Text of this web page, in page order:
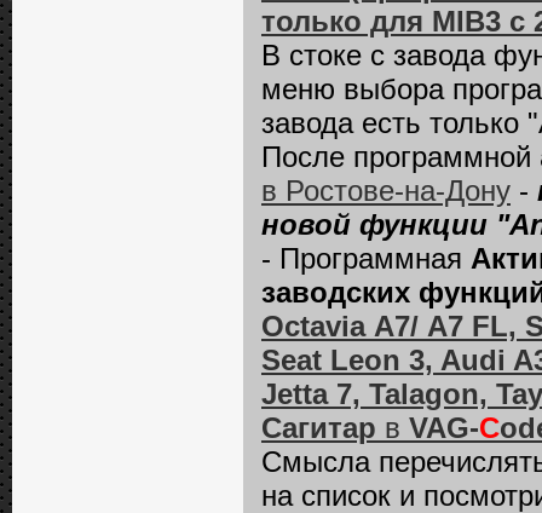
только для MIB3 с
В стоке с завода
меню выбора
завода есть только
После программной
в Ростове-на-Дону -
новой функции
- Программная
заводских
Octavia А7/ A7 FL,
Seat Leon 3, Audi
Jetta 7, Talagon,
Сагитар в VAG-C
Смысла
на список и